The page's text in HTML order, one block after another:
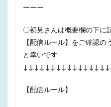
ーーー
〇初見さんは概要欄の下に
【配信ルール】をご確認
と幸いです
【配信ルール】